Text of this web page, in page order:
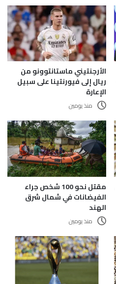
الأرجنتيني ماستانتوونو من
ريال إلى فيورنتينا على سبيل
الإعارة
منذ يومين
مقتل نحو 100 شخص جراء
الفيضانات في شمال شرق
الهند
منذ يومين